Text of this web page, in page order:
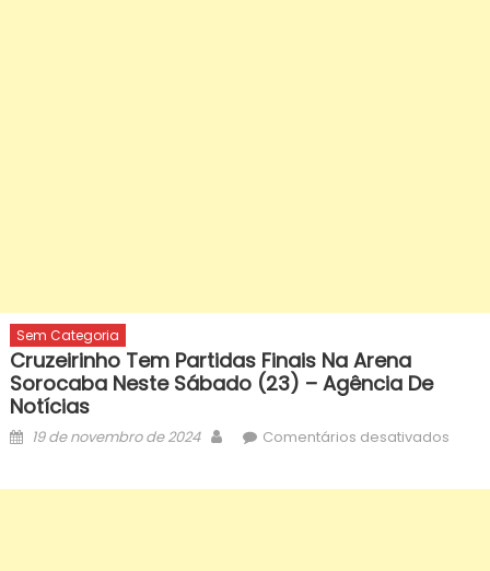
Sem Categoria
Cruzeirinho Tem Partidas Finais Na Arena
Sorocaba Neste Sábado (23) – Agência De
Notícias
Posted
19 de novembro de 2024 AuthorComentários desativadosem
tem